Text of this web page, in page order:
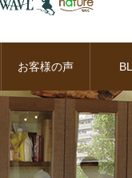
お客様の声